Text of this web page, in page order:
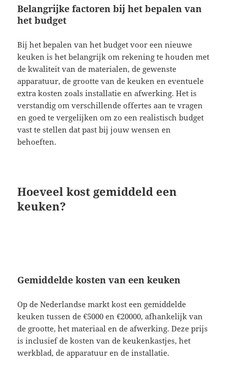
Belangrijke factoren bij het bepalen van
het budget
Bij het bepalen van het budget voor een nieuwe
keuken is het belangrijk om rekening te houden met
de kwaliteit van de materialen, de gewenste
apparatuur, de grootte van de keuken en eventuele
extra kosten zoals installatie en afwerking. Het is
verstandig om verschillende offertes aan te vragen
en goed te vergelijken om zo een realistisch budget
vast te stellen dat past bij jouw wensen en
behoeften.
Hoeveel kost gemiddeld een
keuken?
Gemiddelde kosten van een keuken
Op de Nederlandse markt kost een gemiddelde
keuken tussen de €5000 en €20000, afhankelijk van
de grootte, het materiaal en de afwerking. Deze prijs
is inclusief de kosten van de keukenkastjes, het
werkblad, de apparatuur en de installatie.